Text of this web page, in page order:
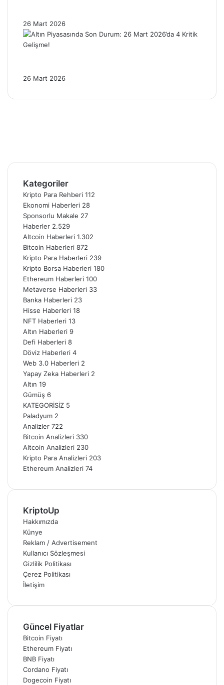
26 Mart 2026
26 Mart 2026
Kategoriler
Kripto Para Rehberi 112
Ekonomi Haberleri 28
Sponsorlu Makale 27
Haberler 2.529
Altcoin Haberleri 1.302
Bitcoin Haberleri 872
Kripto Para Haberleri 239
Kripto Borsa Haberleri 180
Ethereum Haberleri 100
Metaverse Haberleri 33
Banka Haberleri 23
Hisse Haberleri 18
NFT Haberleri 13
Altın Haberleri 9
Defi Haberleri 8
Döviz Haberleri 4
Web 3.0 Haberleri 2
Yapay Zeka Haberleri 2
Altın 19
Gümüş 6
KATEGORİSİZ 5
Paladyum 2
Analizler 722
Bitcoin Analizleri 330
Altcoin Analizleri 230
Kripto Para Analizleri 203
Ethereum Analizleri 74
KriptoUp
Hakkımızda
Künye
Reklam / Advertisement
Kullanıcı Sözleşmesi
Gizlilik Politikası
Çerez Politikası
İletişim
Güncel Fiyatlar
Bitcoin Fiyatı
Ethereum Fiyatı
BNB Fiyatı
Cordano Fiyatı
Dogecoin Fiyatı